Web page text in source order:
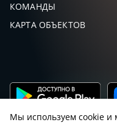
КОМАНДЫ
КАРТА ОБЪЕКТОВ
Мы используем cookie и